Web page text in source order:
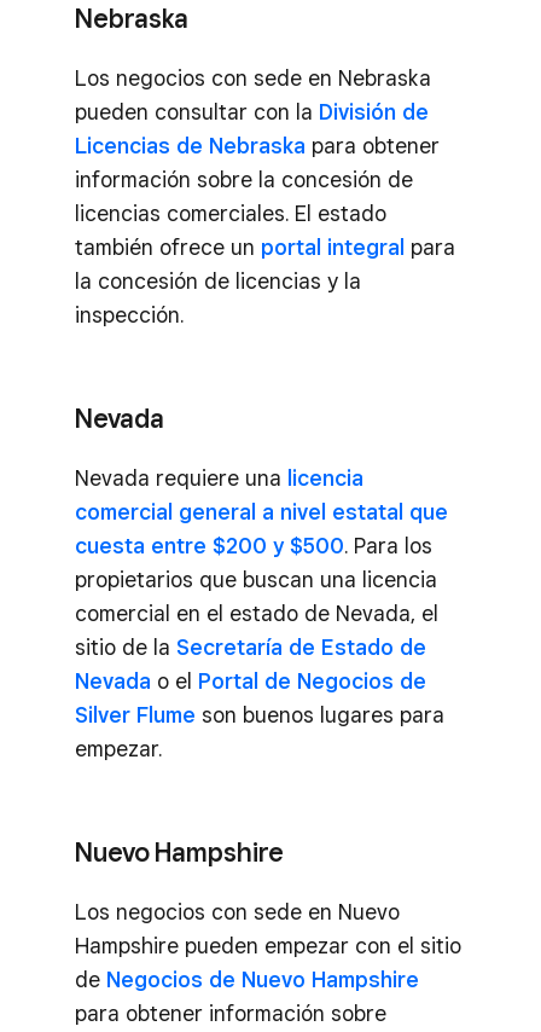
Nebraska
Los negocios con sede en Nebraska
pueden consultar con la División de
Licencias de Nebraska para obtener
información sobre la concesión de
licencias comerciales. El estado
también ofrece un portal integral para
la concesión de licencias y la
inspección.
Nevada
Nevada requiere una licencia
comercial general a nivel estatal que
cuesta entre $200 y $500. Para los
propietarios que buscan una licencia
comercial en el estado de Nevada, el
sitio de la Secretaría de Estado de
Nevada o el Portal de Negocios de
Silver Flume son buenos lugares para
empezar.
Nuevo Hampshire
Los negocios con sede en Nuevo
Hampshire pueden empezar con el sitio
de Negocios de Nuevo Hampshire
para obtener información sobre